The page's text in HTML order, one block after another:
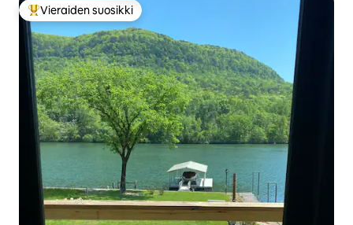
Vieraiden suosikkien parhaimmistoa
Vieraiden suosikki